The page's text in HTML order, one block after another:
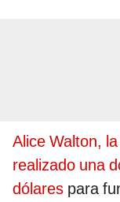
Alice Walton,
realizado una
dólares para